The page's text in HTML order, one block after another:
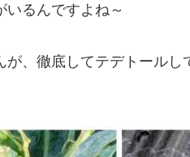
いるんですよね～
、徹底してテデトール